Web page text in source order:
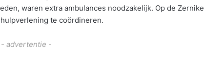
waren extra ambulances noodzakelijk. Op de Zernike
te coördineren.
- advertentie -